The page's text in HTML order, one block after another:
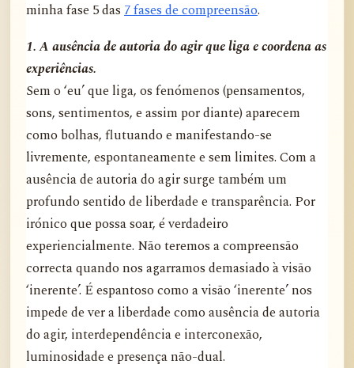
minha fase 5 das7 fases de compreensão.
1. A ausência de autoria do agir que liga e coordena as
experiências.
Sem o ‘eu’ que liga, os fenómenos (pensamentos,
sons, sentimentos, e assim por diante) aparecem
como bolhas, flutuando e manifestando-se
livremente, espontaneamente e sem limites. Com a
ausência de autoria do agir surge também um
profundo sentido de liberdade e transparência. Por
irónico que possa soar, é verdadeiro
experiencialmente. Não teremos a compreensão
correcta quando nos agarramos demasiado à visão
‘inerente’. É espantoso como a visão ‘inerente’ nos
impede de ver a liberdade como ausência de autoria
do agir, interdependência e interconexão,
luminosidade e presença não-dual.